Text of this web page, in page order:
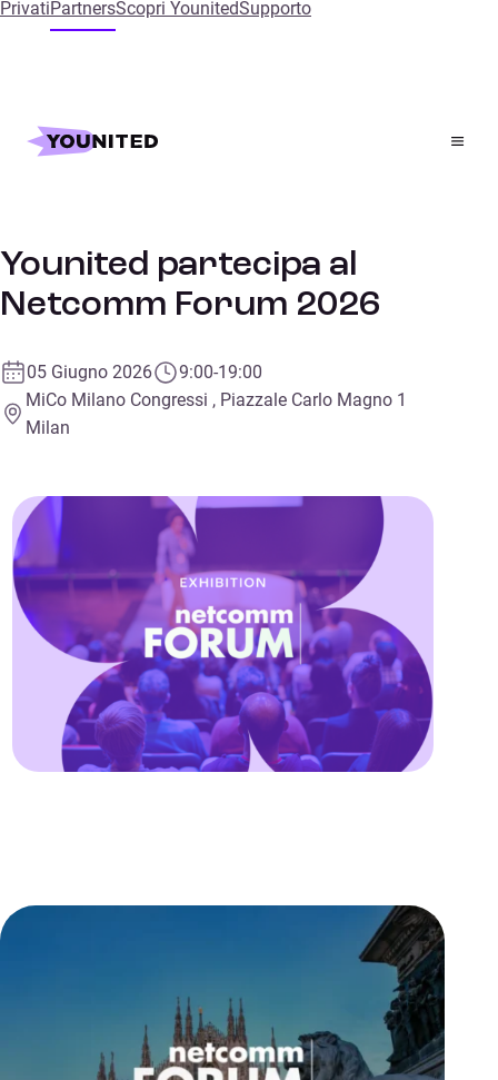
PrivatiPartnersScopri YounitedSupporto
Home
Events
Younited partecipa al Netcomm Forum 2026
Younited partecipa al
Netcomm Forum 2026
05 Giugno 2026
9:00-19:00
MiCo Milano Congressi , Piazzale Carlo Magno 1
Milan